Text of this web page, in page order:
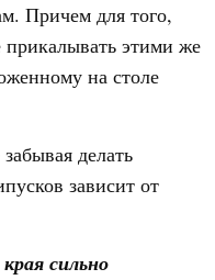
Причем для того,
прикалывать этими же
на столе
делать
зависит от
сильно